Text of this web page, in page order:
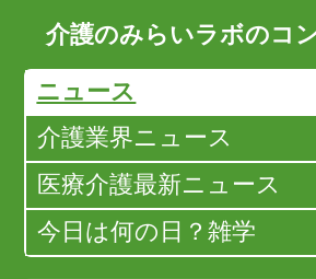
介護のみらいラボのコ
ニュース
介護業界ニュース
医療介護最新ニュース
今日は何の日？雑学